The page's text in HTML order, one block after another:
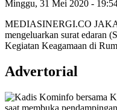
Minggu, 31 Mei 2020 -
MEDIASINERGI.CO
mengeluarkan surat edaran
Kegiatan Keagamaan di
Advertorial